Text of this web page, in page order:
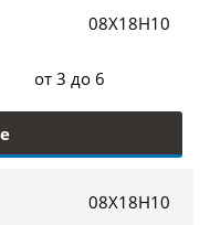
08Х18Н10
от 3 до 6
08Х18Н10